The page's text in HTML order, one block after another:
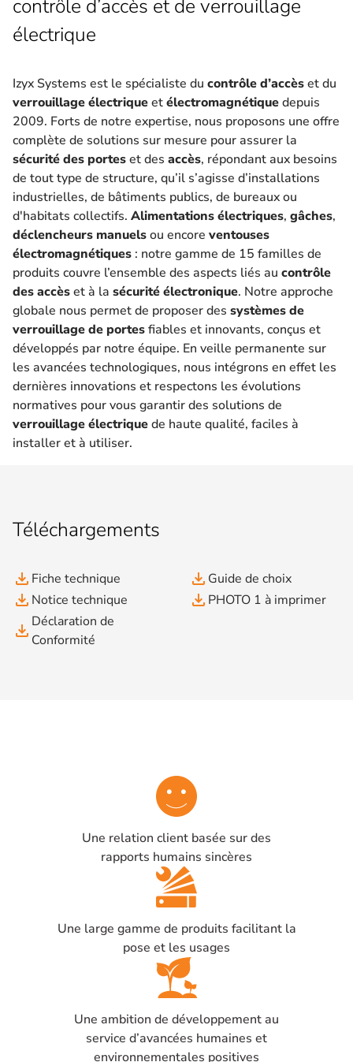
contrôle d’accès et de verrouillage
électrique
Izyx Systems est le spécialiste du contrôle d’accèset du
verrouillage électriqueetélectromagnétiquedepuis
2009. Forts de notre expertise, nous proposons une offre
complète de solutions sur mesure pour assurer la
sécurité des porteset des accès, répondant aux besoins
de tout type de structure, qu’il s’agisse d’installations
industrielles, de bâtiments publics, de bureaux ou
d'habitats collectifs. Alimentations électriques, gâches,
déclencheurs manuelsou encore ventouses
électromagnétiques : notre gamme de 15 familles de
produits couvre l’ensemble des aspects liés au contrôle
des accèset à la sécurité électronique. Notre approche
globale nous permet de proposer des systèmes de
verrouillage de portesfiables et innovants, conçus et
développés par notre équipe. En veille permanente sur
les avancées technologiques, nous intégrons en effet les
dernières innovations et respectons les évolutions
normatives pour vous garantir des solutions de
verrouillage électriquede haute qualité, faciles à
installer et à utiliser.
Téléchargements
file_download Fiche technique
file_download Notice technique
file_download Déclaration de
Conformité
file_download Guide de choix
file_download PHOTO 1 à imprimer
Une relation client basée sur des
rapports humains sincères
Une large gamme de produits facilitant la
pose et les usages
Une ambition de développement au
service d’avancées humaines et
environnementales positives